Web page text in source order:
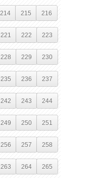
214 215 216
221 222 223
228 229 230
235 236 237
242 243 244
249 250 251
256 257 258
263 264 265